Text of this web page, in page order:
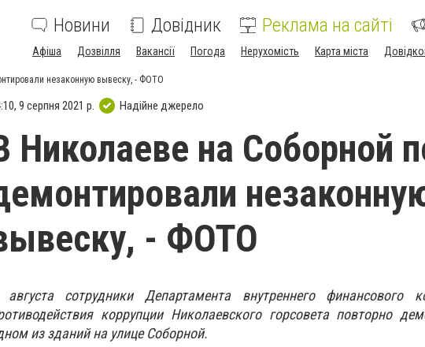
Новини Довідник Реклама на сайті
Афіша Дозвілля Вакансії Погода Нерухомість Карта міста
незаконную вывеску, - ФОТО
9 серпня 2021 р. Надійне джерело
Николаеве на Соборной
- ФОТО
августа сотрудники Департамента внутреннего
коррупции Николаевского горсовета повторно
из зданий на улице Соборной.